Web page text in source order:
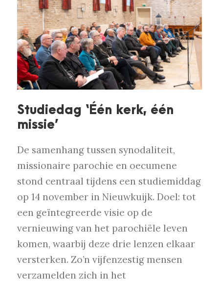
Studiedag ‘Één kerk, één
missie’
De samenhang tussen synodaliteit,
missionaire parochie en oecumene
stond centraal tijdens een studiemiddag
op 14 november in Nieuwkuijk. Doel: tot
een geïntegreerde visie op de
vernieuwing van het parochiële leven
komen, waarbij deze drie lenzen elkaar
versterken. Zo’n vijfenzestig mensen
verzamelden zich in het